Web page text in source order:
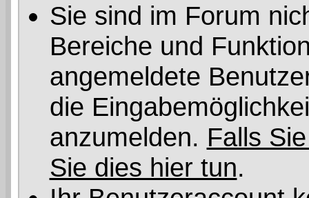
Sie sind im Forum
Bereiche und
angemeldete
die
anzumelden. Falls
Sie dies hier tun.